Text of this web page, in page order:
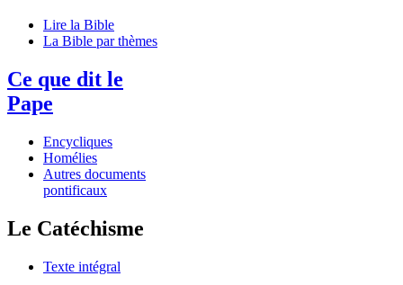
Lire la Bible
La Bible par thèmes
Ce que dit le
Pape
Encycliques
Homélies
Autres documents
pontificaux
Le Catéchisme
Texte intégral